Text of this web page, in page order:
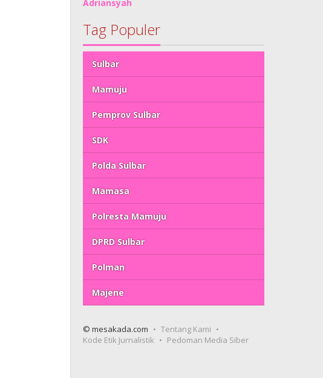
Adriansyah
Tag Populer
Sulbar
Mamuju
Pemprov Sulbar
SDK
Polda Sulbar
Mamasa
Polresta Mamuju
DPRD Sulbar
Polman
Majene
© mesakada.com
Tentang Kami
Kode Etik Jurnalistik
Pedoman Media Siber